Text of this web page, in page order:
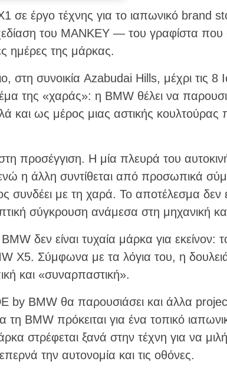
σε έργο τέχνης για το ιαπωνικό brand
του MANKEY — του γραφίστα που
ημέρες της μάρκας.
στη συνοικία Azabudai Hills, μέχρι τις 8
της «χαράς»: η BMW θέλει να
και ως μέρος μιας αστικής κουλτούρας
προσέγγιση. Η μία πλευρά του
η άλλη συντίθεται από προσωπικά
συνδέει με τη χαρά. Το αποτέλεσμα δεν
σύγκρουση ανάμεσα στη μηχανική
δεν είναι τυχαία μάρκα για εκείνον:
X5. Σύμφωνα με τα λόγια του, η
και «συναρπαστική».
by BMW θα παρουσιάσει και άλλα
τη BMW πρόκειται για ένα τοπικό
στρέφεται ξανά στην τέχνη για να
την αυτονομία και τις οθόνες.